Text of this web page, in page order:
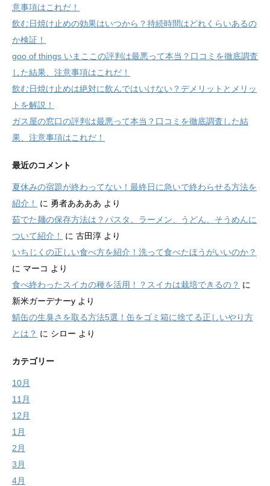
意事項はこれだ！
飲む日焼け止めの効果はいつから？持続時間はどれくらいあるの
か検証！
goo of things いまここの評判は最悪って本当？口コミを徹底調査
した結果、注意事項はこれだ！
飲む日焼け止めは絶対に飲んではいけない？デメリットとメリッ
トを解説！
ガス屋の窓口の評判は最悪って本当？口コミを徹底調査した結
果、注意事項はこれだ！
最近のコメント
夏休みの宿題が終わってない！最終日に急いで終わらせる方法を
紹介！
に 勇者ああああ より
茹でた麺の保存方法は？パスタ、ラーメン、うどん、そうめんに
ついて紹介！
に 古田淳 より
いちじくの正しい食べ方を紹介！洗って食べたほうがいいのか？
に マーコ より
食べ終わったスイカの種を活用！？スイカは栽培できるの？ に
新米ガーデナーy より
鯖缶の生臭さを取る方法5選！缶をゴミ箱に捨てる正しいやり方
とは？ に シロー より
カテゴリー
10月
11月
12月
1月
2月
3月
4月